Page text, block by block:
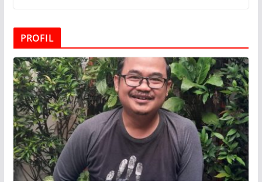
PROFIL